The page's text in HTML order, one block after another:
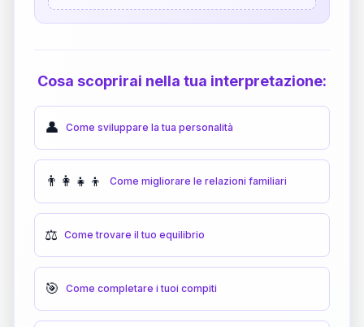
Cosa scoprirai nella tua interpretazione:
👤 Come sviluppare la tua personalità
👨‍👩‍👧‍👦 Come migliorare le relazioni familiari
⚖️ Come trovare il tuo equilibrio
🎯 Come completare i tuoi compiti